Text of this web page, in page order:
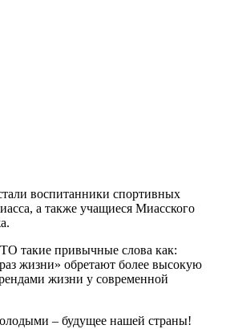
воспитанники спортивных
а также учащиеся Миасского
такие привычные слова как:
жизни» обретают более высокую
жизни у современной
– будущее нашей страны!